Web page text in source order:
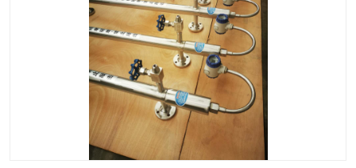
液位计传感器定制
物位计
测漏仪
锅炉水位计
智能锅炉水位计 电容液位计